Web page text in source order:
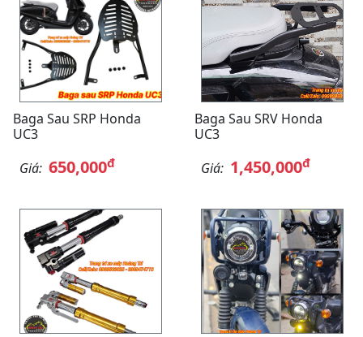
Baga Sau SRP Honda
UC3
Giá: 650,000đ
Baga Sau SRV Honda
UC3
Giá: 1,450,000đ